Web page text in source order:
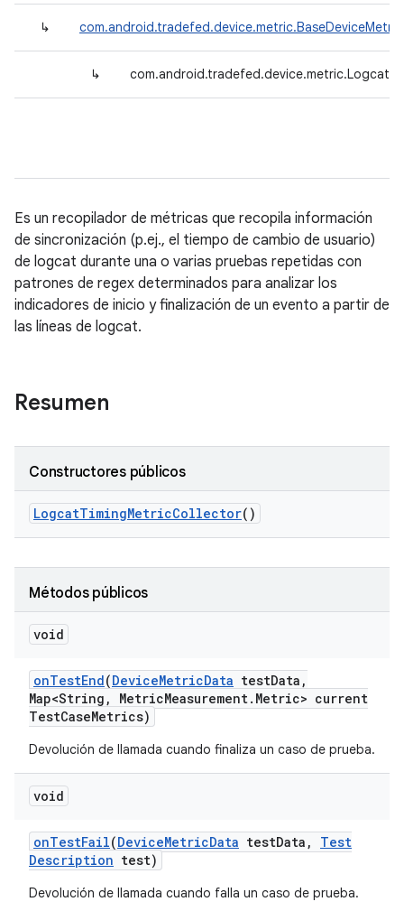
↳
↳
Es un recopilador de métricas que recopila información
de sincronización (p.ej., el tiempo de cambio de usuario)
de logcat durante una o varias pruebas repetidas con
patrones de regex determinados para analizar los
indicadores de inicio y finalización de un evento a partir de
las líneas de logcat.
Resumen
Constructores públicos
LogcatTimingMetricCollector()
Métodos públicos
void
onTestEnd(DeviceMetricData testData ,
Map<String , MetricMeasurement. Metric> current
TestCaseMetrics)
Devolución de llamada cuando finaliza un caso de prueba.
void
onTestFail(DeviceMetricData testData ,
Test
Description test)
Devolución de llamada cuando falla un caso de prueba.